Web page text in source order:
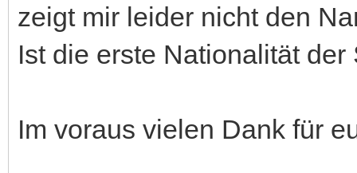
zeigt mir leider nicht den
Ist die erste Nationalität
Im voraus vielen Dank für